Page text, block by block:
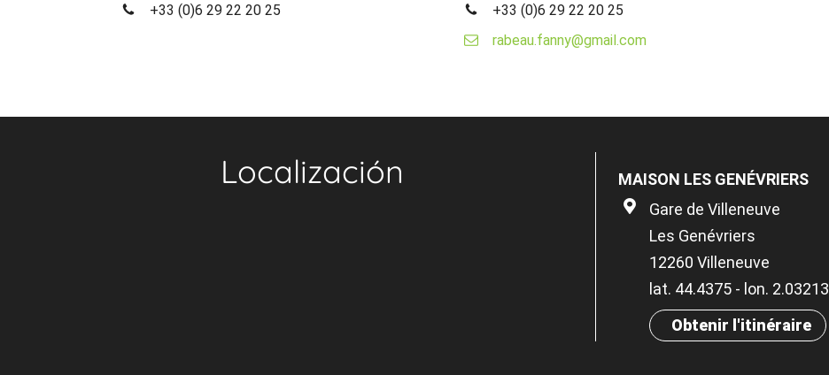
+33 (0)6 29 22 20 25
+33 (0)6 29 22 20 25
rabeau.fanny@gmail.com
Localización
MAISON LES GENÉVRIERS
Gare de Villeneuve
Les Genévriers
12260 Villeneuve
lat. 44.4375 - lon. 2.03213
Obtenir l'itinéraire